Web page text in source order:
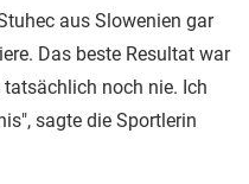
aus Slowenien gar
Das beste Resultat war
noch nie. Ich
sagte die Sportlerin